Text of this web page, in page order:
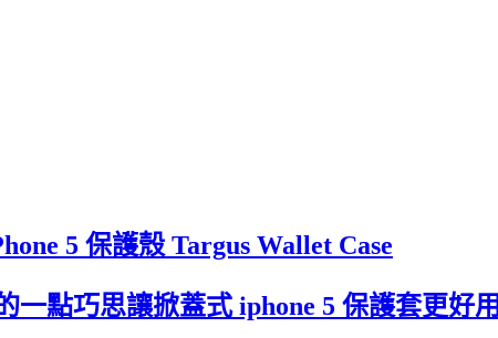
5 保護殼 Targus Wallet Case
一點巧思讓掀蓋式 iphone 5 保護套更好用